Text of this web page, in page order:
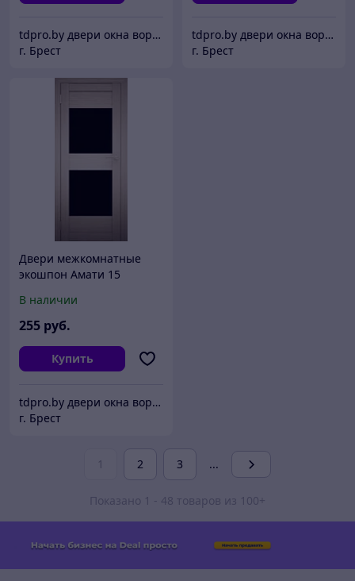
tdpro.by двери окна ворота жалюзи
г. Брест
tdpro.by двери окна ворота жалюзи
г. Брест
Двери межкомнатные
экошпон Амати 15
В наличии
255 руб.
Купить
tdpro.by двери окна ворота жалюзи
г. Брест
1 2 3 ...
Показано 1 - 48 товаров из 100+